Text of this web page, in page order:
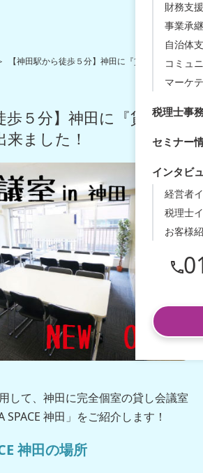
財務支
事業承
自治体
コミュ
マーケ
税理士事
セミナー
インタビ
経営者
税理士
お客様
【神田駅から徒歩５分】神田に『貸し会議室』が
歩５分】神田に『貸し会議
ました！
して、神田に完全個室の貸し会議室
SPACE 神田」をご紹介します！
神田の場所